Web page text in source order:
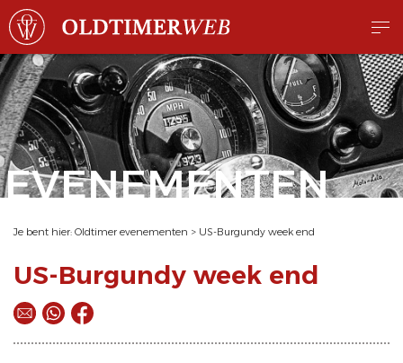
EVENEMENTEN
Je bent hier: Oldtimer evenementen > US-Burgundy week end
US-Burgundy week end